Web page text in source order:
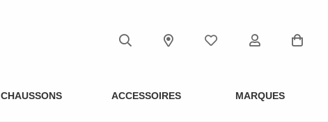
CHAUSSONS ACCESSOIRES MARQUES